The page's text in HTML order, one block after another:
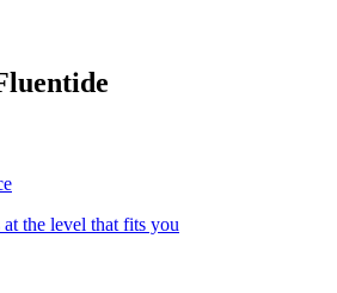
the level that fits you